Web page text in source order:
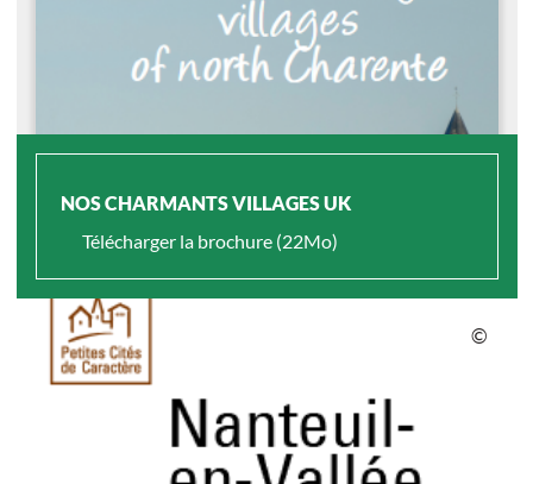
NOS CHARMANTS VILLAGES UK
Télécharger la brochure (22Mo)